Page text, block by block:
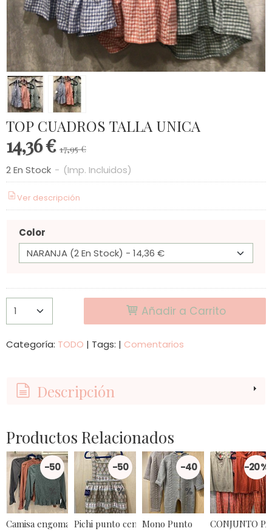
TOP CUADROS TALLA UNICA
14,36 € 17,95 €
2 En Stock - (Imp. Incluidos)
Ver descripción
Color
Añadir a Carrito
Categoría: TODO | Tags: | Comentarios
Descripción
Productos Relacionados
-50
%
Camisa engomada volantito
-50
%
Pichi punto cenefas.
-40
%
Mono Punto
-20 %
CONJUNTO